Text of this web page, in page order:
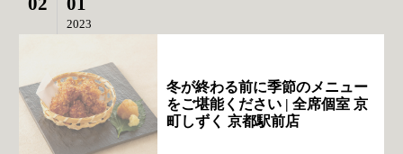
2023
冬が終わる前に季節のメニュー
をご堪能ください | 全席個室 京
町しずく 京都駅前店